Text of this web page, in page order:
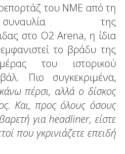
του NME από τη
της
στο Ο2 Arena, η ίδια
το βράδυ της
του ιστορικού
Πιο συγκεκριμένα,
πέρσι, αλλά ο δίσκος
Και, προς όλους όσους
για headliner, είστε
που γκρινιάζετε επειδή